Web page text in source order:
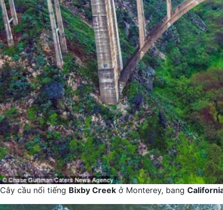
Cây cầu nổi tiếng Bixby Creek ở Monterey, bang